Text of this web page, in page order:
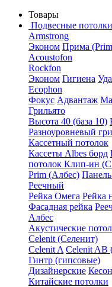
Товары
Подвесные потолки
Armstrong
Эконом Прима
Acoustofon
Rockfon
Эконом Гигиена
Ecophon
Фокус Адвантаж
Грильято
Высота 40 (база 10)
Разноуровневый
Кассетный потолок
Кассеты Albes борд
потолок Клип-ин
Prim (Албес)
Реечный
Рейка Омега Рейка
Фасадная рейка
Албес
Акустические
Celenit (Селенит)
Celenit A Celenit AB
Гинтр (гипсовые)
Дизайнерские
Китайские потолки